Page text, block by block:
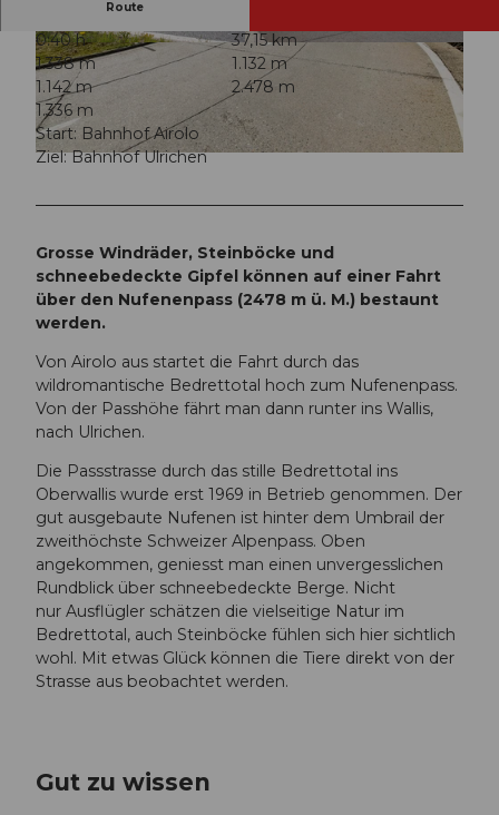
© Martin Wabel, Ferienregion Andermatt
© Andermatt-Urserntal Tourismus GmbH, Ferie
nregion Andermatt
© Andermatt-Urserntal Tourismus GmbH, Ferie
nregion Andermatt
Route
0:40 h
37,15 km
1.338 m
1.132 m
1.142 m
2.478 m
1.336 m
Start: Bahnhof Airolo
Ziel: Bahnhof Ulrichen
Grosse Windräder, Steinböcke und
schneebedeckte Gipfel können auf einer Fahrt
über den Nufenenpass (2478 m ü. M.) bestaunt
werden.
Von Airolo aus startet die Fahrt durch das
wildromantische Bedrettotal hoch zum Nufenenpass.
Von der Passhöhe fährt man dann runter ins Wallis,
nach Ulrichen.
Die Passstrasse durch das stille Bedrettotal ins
Oberwallis wurde erst 1969 in Betrieb genommen. Der
gut ausgebaute Nufenen ist hinter dem Umbrail der
zweithöchste Schweizer Alpenpass. Oben
angekommen, geniesst man einen unvergesslichen
Rundblick über schneebedeckte Berge. Nicht
nur Ausflügler schätzen die vielseitige Natur im
Bedrettotal, auch Steinböcke fühlen sich hier sichtlich
wohl. Mit etwas Glück können die Tiere direkt von der
Strasse aus beobachtet werden.
Gut zu wissen